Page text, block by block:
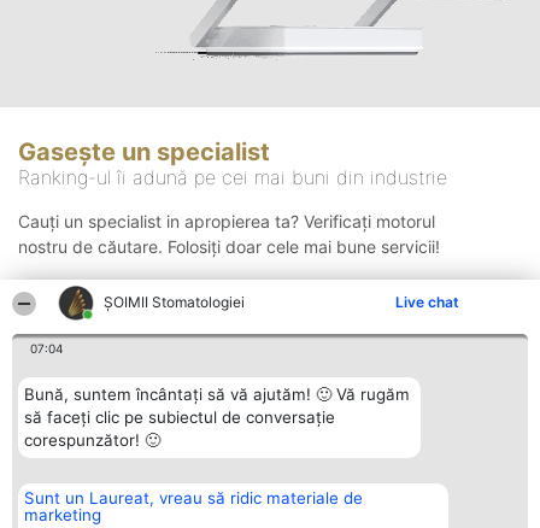
ȘOIMII Stomatologiei Live chat
07:04
Bună, suntem încântați să vă ajutăm! 🙂 Vă rugăm
să faceți clic pe subiectul de conversație
corespunzător! 🙂
Sunt un Laureat, vreau să ridic materiale de
marketing
Gasește un specialist
Ranking-ul îi adună pe cei mai buni din industrie
Cauți un specialist in apropierea ta? Verificați motorul
nostru de căutare. Folosiți doar cele mai bune servicii!
Organizator Ranking
BRIGHT SOLUTIONS BR SRL
Plebiscyt Contact